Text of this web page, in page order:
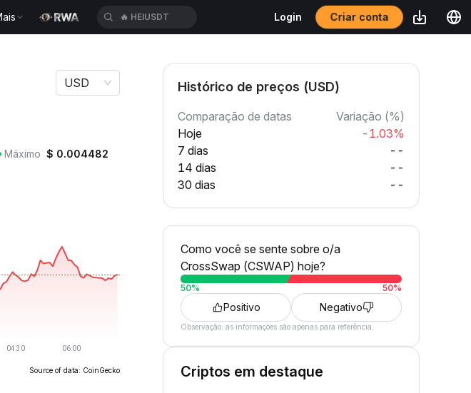
🔥 HEIUSDT Login Criar conta
USD
Máximo $ 0.004482
Source of data: CoinGecko
Histórico de preços (USD)
Comparação de datas
Variação (%)
Hoje
-1.03%
7 dias
--
14 dias
--
30 dias
--
Como você se sente sobre o/a
CrossSwap (CSWAP) hoje?
50% 50%
Positivo Negativo
Observação: as informações são apenas para referência.
Criptos em destaque